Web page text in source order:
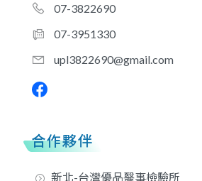
07-3822690
07-3951330
upl3822690@gmail.com
合作夥伴
新北-台灣優品醫事檢驗所